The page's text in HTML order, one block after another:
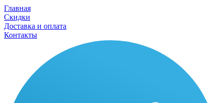
Главная
Скидки
Доставка и оплата
Контакты